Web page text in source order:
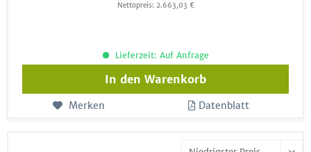
Nettopreis: 2.663,03 €
Lieferzeit: Auf Anfrage
In den Warenkorb
Merken Datenblatt